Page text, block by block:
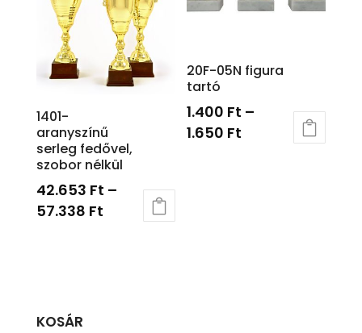
1401-
aranyszínű
serleg fedővel,
szobor nélkül
42.653 Ft –
57.338 Ft
20F-05N figura
tartó
1.400 Ft –
1.650 Ft
KOSÁR